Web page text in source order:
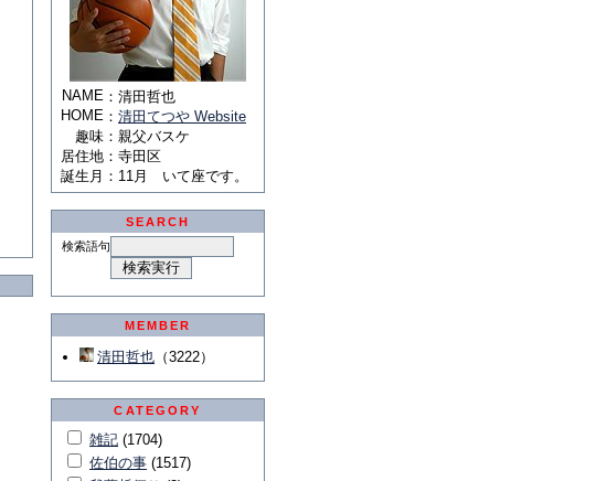
NAME ： 清田哲也
HOME ： 清田てつや Website
趣味 ： 親父バスケ
居住地 ： 寺田区
誕生月 ： 11月 いて座です。
SEARCH
検索語句
MEMBER
清田哲也 （3222）
CATEGORY
雑記 (1704)
佐伯の事 (1517)